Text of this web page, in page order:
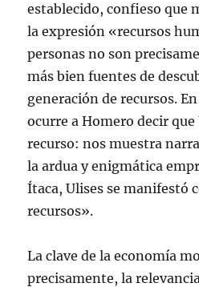
establecido, confieso que
la expresión «recursos
personas no son
más bien fuentes de
generación de recursos.
ocurre a Homero decir que
recurso: nos muestra
la ardua y enigmática
Ítaca, Ulises se manifestó
recursos».
La clave de la economía
precisamente, la